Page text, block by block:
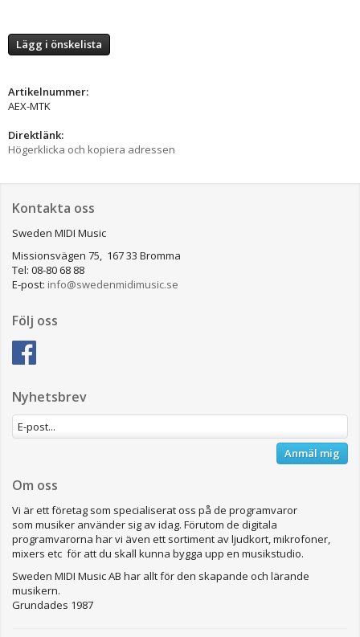
Lägg i önskelista
Artikelnummer:
AEX-MTK
Direktlänk:
Högerklicka och kopiera adressen
Kontakta oss
Sweden MIDI Music
Missionsvägen 75, 167 33 Bromma
Tel: 08-80 68 88
E-post: info@swedenmidimusic.se
Följ oss
Nyhetsbrev
Anmäl mig
Om oss
Vi är ett företag som specialiserat oss på de programvaror
som musiker använder sig av idag. Förutom de digitala
programvarorna har vi även ett sortiment av ljudkort, mikrofoner,
mixers etc för att du skall kunna bygga upp en musikstudio.
Sweden MIDI Music AB har allt för den skapande och lärande
musikern.
Grundades 1987